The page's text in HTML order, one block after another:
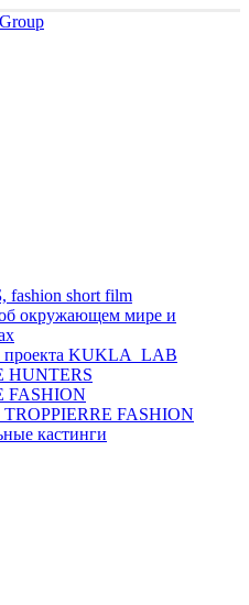
short film
окружающем мире и
KUKLA_LAB
HUNTERS
FASHION
FASHION
кастинги